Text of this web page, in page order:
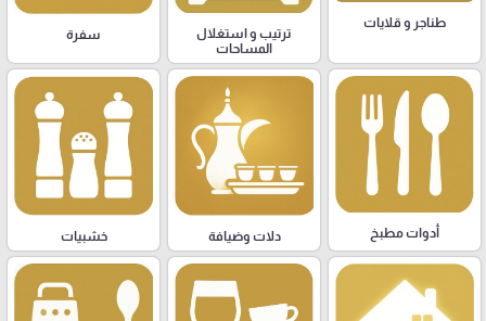
طناجر و قلايات
ترتيب و استغلال
المساحات
سفرة
أدوات مطبخ دلات وضيافة خشبيات